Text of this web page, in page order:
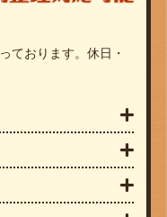
ております。休日・